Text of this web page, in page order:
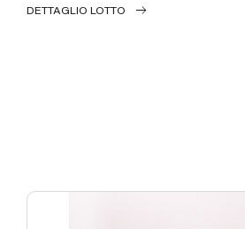
DETTAGLIO LOTTO